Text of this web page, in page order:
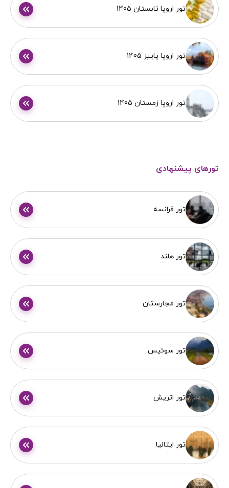
تور اروپا تابستان 1405
تور اروپا پاییز 1405
تور اروپا زمستان 1405
تورهای پیشنهادی
تور فرانسه
تور هلند
تور مجارستان
تور سوئیس
تور اتریش
تور ایتالیا